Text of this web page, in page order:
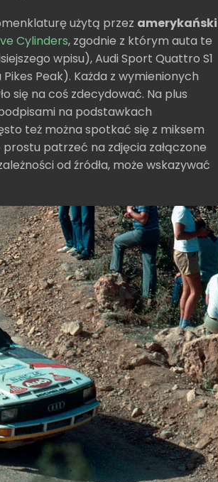
użytą przez amerykański
Cylinders, zgodnie z którym auta te
wpisu), Audi Sport Quattro S1
Peak). Każda z wymienionych
się na coś zdecydować. Na plus
na podstawkach
też można spotkać się z miksem
patrzeć na zdjęcia załączone
od źródła, może wskazywać